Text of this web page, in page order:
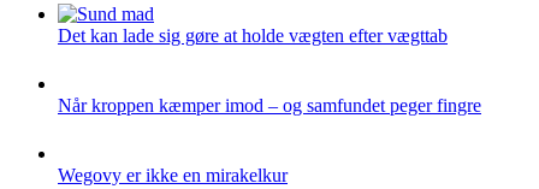
Det kan lade sig gøre at holde vægten efter vægttab
Når kroppen kæmper imod – og samfundet peger fingre
Wegovy er ikke en mirakelkur